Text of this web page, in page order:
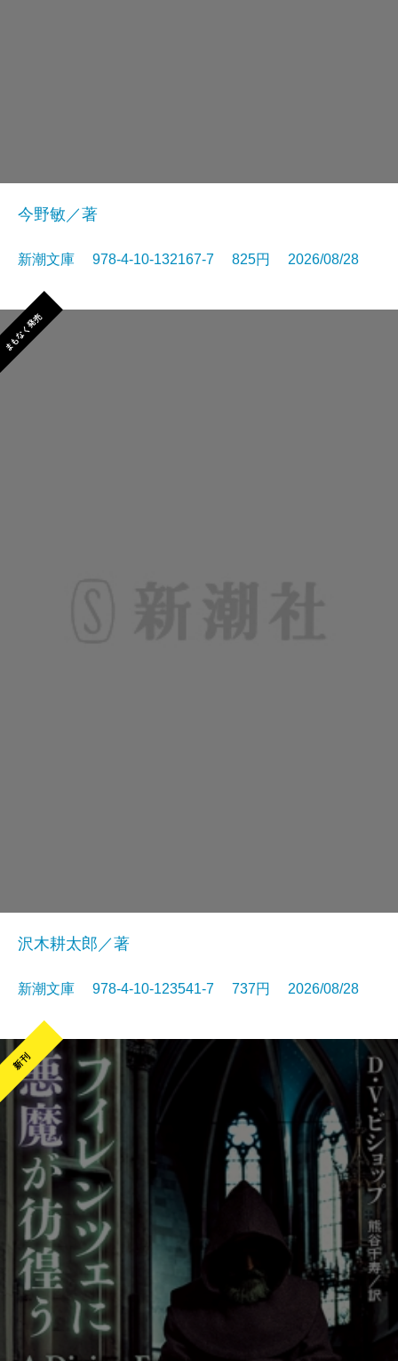
今野敏／著
新潮文庫 978-4-10-132167-7 825円 2026/08/28
まもなく発売
沢木耕太郎／著
新潮文庫 978-4-10-123541-7 737円 2026/08/28
新刊